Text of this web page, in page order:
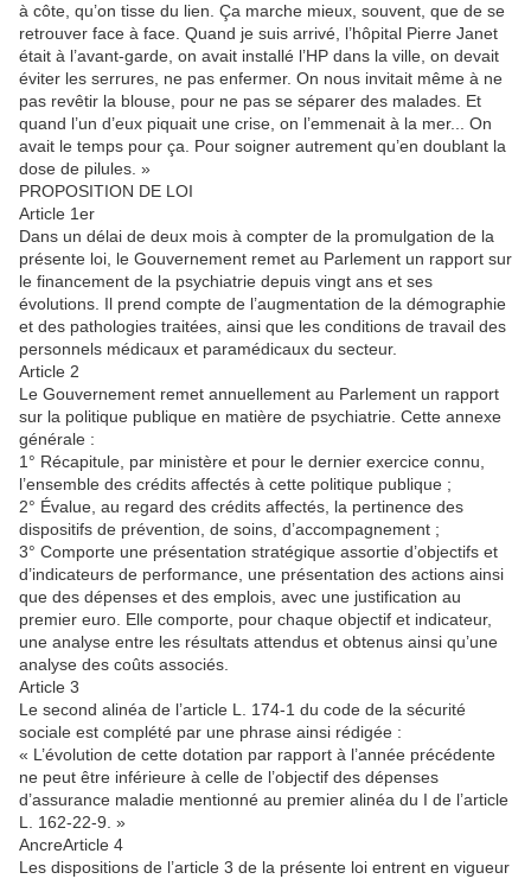
à côte, qu’on tisse du lien. Ça marche mieux, souvent, que de se
retrouver face à face. Quand je suis arrivé, l’hôpital Pierre Janet
était à l’avant-garde, on avait installé l’HP dans la ville, on devait
éviter les serrures, ne pas enfermer. On nous invitait même à ne
pas revêtir la blouse, pour ne pas se séparer des malades. Et
quand l’un d’eux piquait une crise, on l’emmenait à la mer... On
avait le temps pour ça. Pour soigner autrement qu’en doublant la
dose de pilules. »
PROPOSITION DE LOI
Article 1er
Dans un délai de deux mois à compter de la promulgation de la
présente loi, le Gouvernement remet au Parlement un rapport sur
le financement de la psychiatrie depuis vingt ans et ses
évolutions. Il prend compte de l’augmentation de la démographie
et des pathologies traitées, ainsi que les conditions de travail des
personnels médicaux et paramédicaux du secteur.
Article 2
Le Gouvernement remet annuellement au Parlement un rapport
sur la politique publique en matière de psychiatrie. Cette annexe
générale :
1° Récapitule, par ministère et pour le dernier exercice connu,
l’ensemble des crédits affectés à cette politique publique ;
2° Évalue, au regard des crédits affectés, la pertinence des
dispositifs de prévention, de soins, d’accompagnement ;
3° Comporte une présentation stratégique assortie d’objectifs et
d’indicateurs de performance, une présentation des actions ainsi
que des dépenses et des emplois, avec une justification au
premier euro. Elle comporte, pour chaque objectif et indicateur,
une analyse entre les résultats attendus et obtenus ainsi qu’une
analyse des coûts associés.
Article 3
Le second alinéa de l’article L. 174-1 du code de la sécurité
sociale est complété par une phrase ainsi rédigée :
« L’évolution de cette dotation par rapport à l’année précédente
ne peut être inférieure à celle de l’objectif des dépenses
d’assurance maladie mentionné au premier alinéa du I de l’article
L. 162-22-9. »
AncreArticle 4
Les dispositions de l’article 3 de la présente loi entrent en vigueur